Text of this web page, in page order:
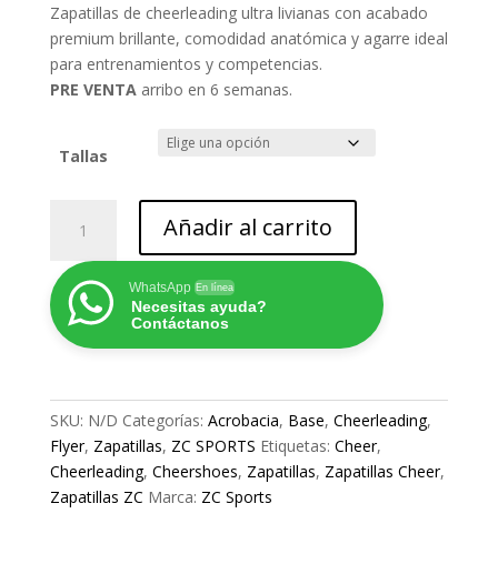
Zapatillas de cheerleading ultra livianas con acabado
premium brillante, comodidad anatómica y agarre ideal
para entrenamientos y competencias.
PRE VENTAarribo en 6 semanas.
Tallas
FICKLE
LUX
WHITE
–
Zapatillas
Premium
cantidad
Añadir al carrito
WhatsApp En línea
Necesitas ayuda?
Contáctanos
SKU: N/D Categorías: Acrobacia, Base, Cheerleading,
Flyer, Zapatillas, ZC SPORTS Etiquetas: Cheer,
Cheerleading, Cheershoes, Zapatillas, Zapatillas Cheer,
Zapatillas ZC Marca: ZC Sports